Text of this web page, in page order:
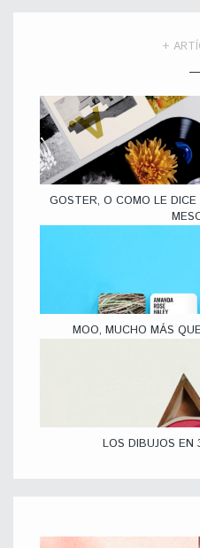
+
GOSTER, O COMO LE
MOO, MUCHO MÁS
LOS DIBUJOS EN